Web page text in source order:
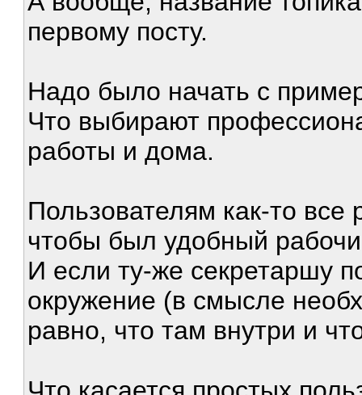
первому посту.
Надо было начать с
Что выбирают
работы и дома.
Пользователям как-то все
чтобы был удобный
И если ту-же секретаршу
окружение (в смысле
равно, что там внутри и